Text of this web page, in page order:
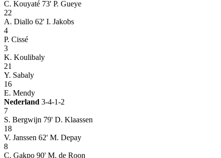
C. Kouyaté 73' P. Gueye
22
A. Diallo 62' I. Jakobs
4
P. Cissé
3
K. Koulibaly
21
Y. Sabaly
16
E. Mendy
Nederland 3-4-1-2
7
S. Bergwijn 79' D. Klaassen
18
V. Janssen 62' M. Depay
8
C. Gakpo 90' M. de Roon